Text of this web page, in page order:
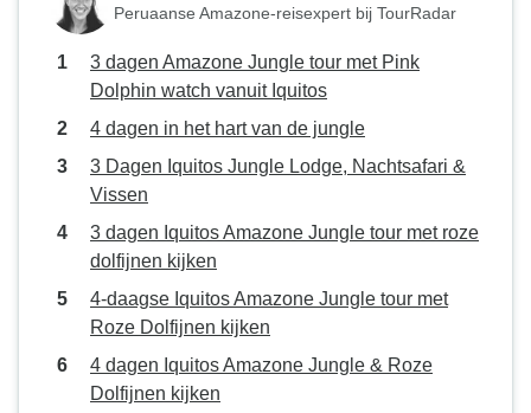
Peruaanse Amazone-reisexpert bij TourRadar
3 dagen Amazone Jungle tour met Pink
Dolphin watch vanuit Iquitos
4 dagen in het hart van de jungle
3 Dagen Iquitos Jungle Lodge, Nachtsafari &
Vissen
3 dagen Iquitos Amazone Jungle tour met roze
dolfijnen kijken
4-daagse Iquitos Amazone Jungle tour met
Roze Dolfijnen kijken
4 dagen Iquitos Amazone Jungle & Roze
Dolfijnen kijken